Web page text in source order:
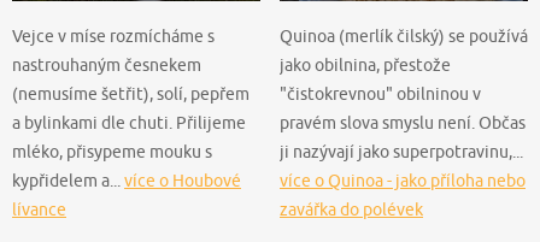
Vejce v míse rozmícháme s
nastrouhaným česnekem
(nemusíme šetřit), solí, pepřem
a bylinkami dle chuti. Přilijeme
mléko, přisypeme mouku s
kypřidelem a...více o Houbové
lívance
Quinoa (merlík čilský) se používá
jako obilnina, přestože
"čistokrevnou" obilninou v
pravém slova smyslu není. Občas
ji nazývají jako superpotravinu,...
více o Quinoa - jako příloha nebo
zavářka do polévek